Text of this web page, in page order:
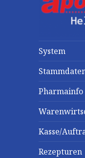
System
Pharmainfo
Kasse/
Rezepturen